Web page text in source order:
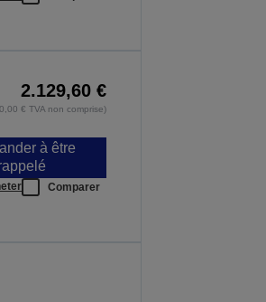
2.129,60 €
€ TVA non comprise)
à être
Comparer